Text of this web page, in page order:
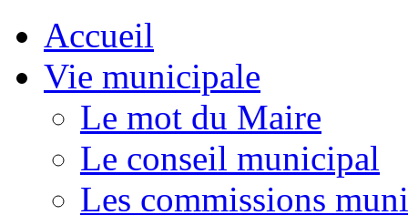
Accueil
Vie municipale
Le mot du Maire
Le conseil municipal
Les commissions